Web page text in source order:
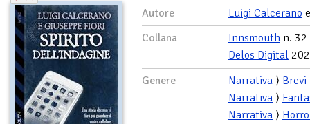
Autore Luigi Calcerano
Collana
Innsmouth n. 32
Delos Digital
Genere
Narrativa ⟩ Brevi
Narrativa ⟩
Narrativa ⟩